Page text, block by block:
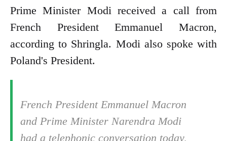
Prime Minister Modi received a call from
French President Emmanuel Macron,
according to Shringla. Modi also spoke with
Poland's President.
French President Emmanuel Macron
and Prime Minister Narendra Modi
had a telephonic conversation today,